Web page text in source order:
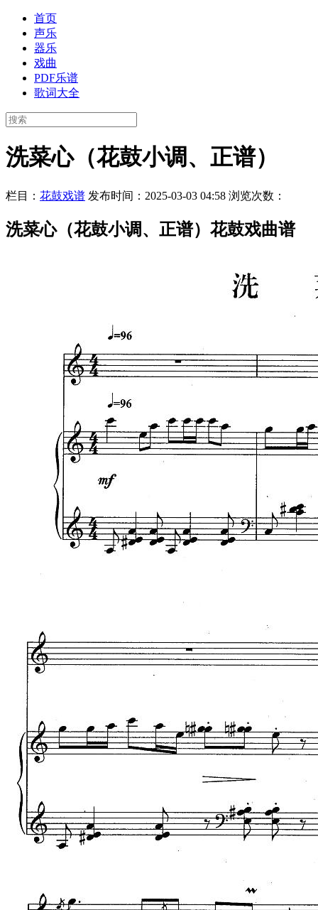
首页
声乐
器乐
戏曲
PDF乐谱
歌词大全
洗菜心（花鼓小调、正谱）
栏目： 花鼓戏谱 发布时间：2025-03-03 04:58 浏览次数：
洗菜心（花鼓小调、正谱）花鼓戏曲谱